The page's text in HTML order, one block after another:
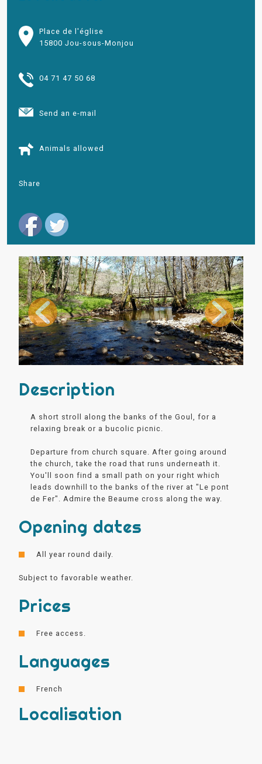
Place de l'église
15800 Jou-sous-Monjou
04 71 47 50 68
Send an e-mail
Animals allowed
Share
Description
A short stroll along the banks of the Goul, for a
relaxing break or a bucolic picnic.
Departure from church square. After going around
the church, take the road that runs underneath it.
You'll soon find a small path on your right which
leads downhill to the banks of the river at "Le pont
de Fer". Admire the Beaume cross along the way.
Opening dates
All year round daily.
Subject to favorable weather.
Prices
Free access.
Languages
French
Localisation